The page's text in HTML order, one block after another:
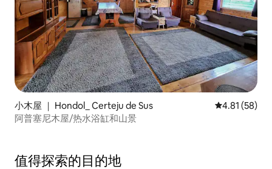
小木屋 ｜ Hondol_ Certeju de Sus 平均评分
4.81 (58)
阿普塞尼木屋/热水浴缸和山景
值得探索的目的地